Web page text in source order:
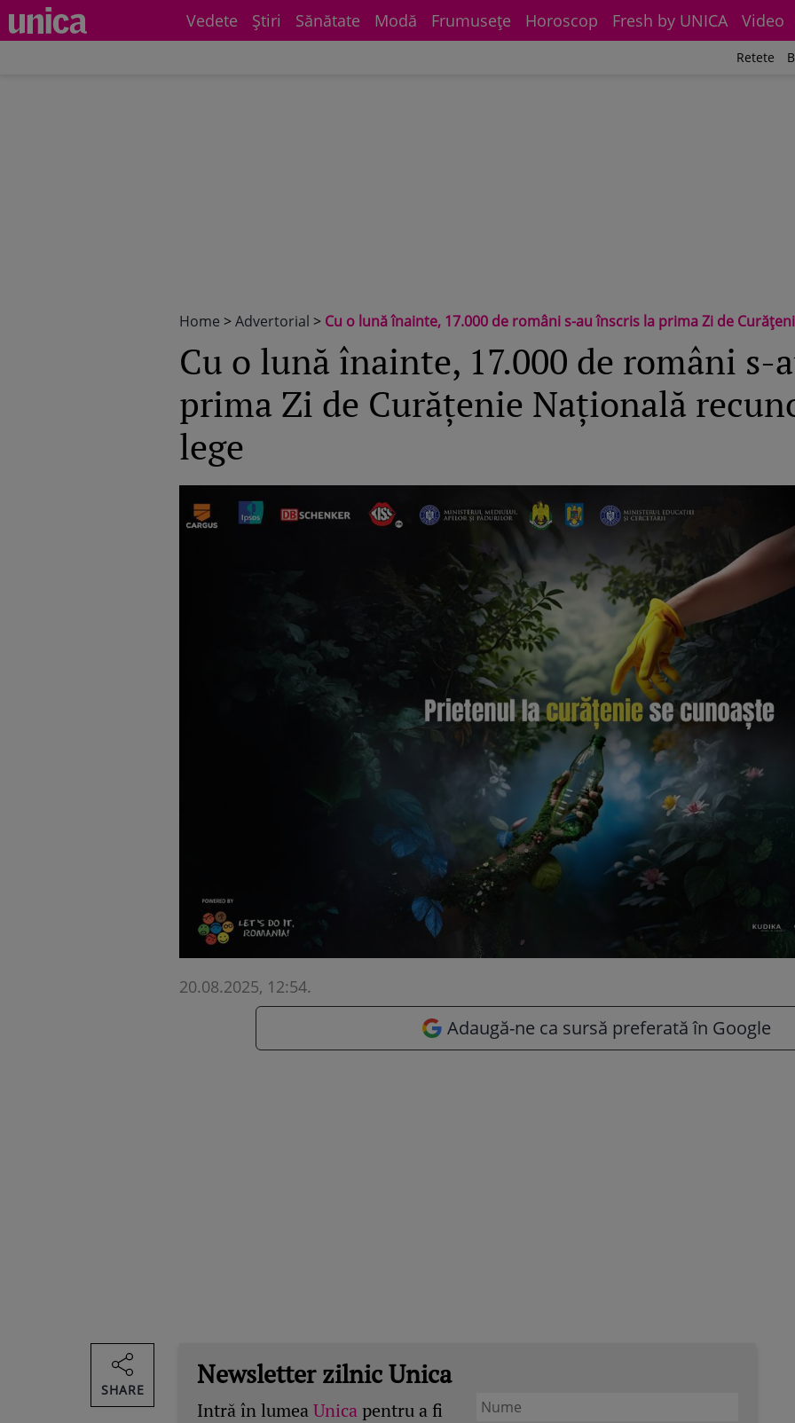
Vedete Știri Sănătate Modă Frumuseţe Horoscop Fresh by UNICA Video
Retete
Home >Advertorial > Cu o lună înainte, 17.000 de români s-au înscris la prima Zi de
Cu o lună înainte, 17.000 de români s-
prima Zi de Curățenie Națională
lege
20.08.2025, 12:54.
Adaugă-ne ca sursă preferată în Google
Newsletter zilnic Unica
Intră în lumeaUnica pentru a fi
SHARE